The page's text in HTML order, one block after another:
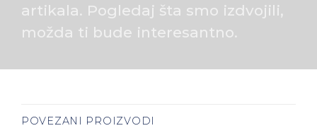
artikala. Pogledaj šta smo izdvojili,
možda ti bude interesantno.
POVEZANI PROIZVODI